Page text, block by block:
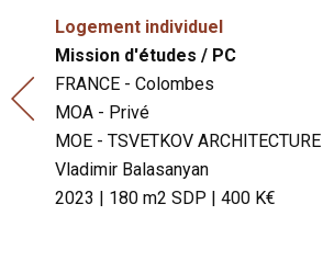
Logement individuel
Mission d'études / PC
FRANCE - Colombes
MOA - Privé
MOE - TSVETKOV
Vladimir Balasanyan
2023 | 180 m2 SDP | 400 K€
Rénovation d’un
Clichy